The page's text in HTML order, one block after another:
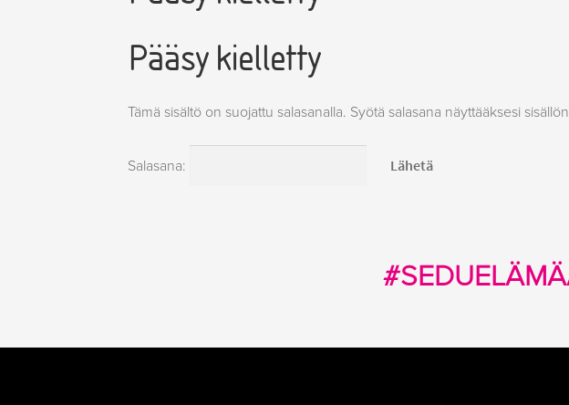
Pääsy kielletty
Tämä sisältö on suojattu salasanalla. Syötä salasana näyttääksesi
Salasana: